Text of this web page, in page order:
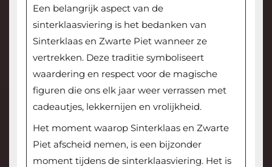
Een belangrijk aspect van de
sinterklaasviering is het bedanken van
Sinterklaas en Zwarte Piet wanneer ze
vertrekken. Deze traditie symboliseert
waardering en respect voor de magische
figuren die ons elk jaar weer verrassen met
cadeautjes, lekkernijen en vrolijkheid.
Het moment waarop Sinterklaas en Zwarte
Piet afscheid nemen, is een bijzonder
moment tijdens de sinterklaasviering. Het is